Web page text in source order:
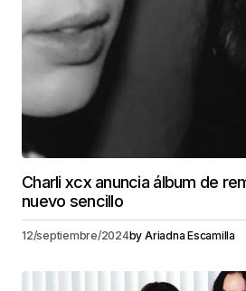
Charli xcx anuncia álbum de
nuevo sencillo
12/septiembre/2024by Ariadna Escamilla